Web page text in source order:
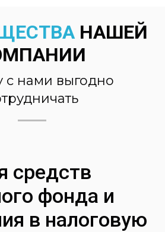
НАШЕЙ
с нами выгодно
средств
фонда и
в налоговую